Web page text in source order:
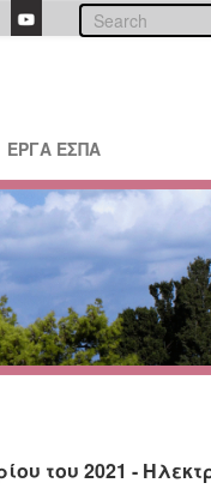
ΕΡΓΑ ΕΣΠΑ
του 2021 -